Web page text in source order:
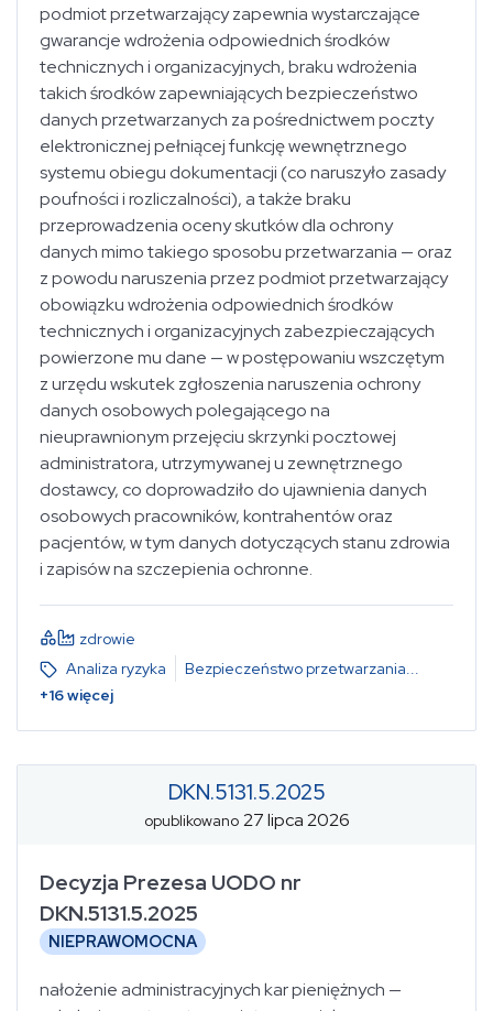
podmiot przetwarzający zapewnia wystarczające
gwarancje wdrożenia odpowiednich środków
technicznych i organizacyjnych, braku wdrożenia
takich środków zapewniających bezpieczeństwo
danych przetwarzanych za pośrednictwem poczty
elektronicznej pełniącej funkcję wewnętrznego
systemu obiegu dokumentacji (co naruszyło zasady
poufności i rozliczalności), a także braku
przeprowadzenia oceny skutków dla ochrony
danych mimo takiego sposobu przetwarzania — oraz
z powodu naruszenia przez podmiot przetwarzający
obowiązku wdrożenia odpowiednich środków
technicznych i organizacyjnych zabezpieczających
powierzone mu dane — w postępowaniu wszczętym
z urzędu wskutek zgłoszenia naruszenia ochrony
danych osobowych polegającego na
nieuprawnionym przejęciu skrzynki pocztowej
administratora, utrzymywanej u zewnętrznego
dostawcy, co doprowadziło do ujawnienia danych
osobowych pracowników, kontrahentów oraz
pacjentów, w tym danych dotyczących stanu zdrowia
i zapisów na szczepienia ochronne.
zdrowie
Analiza ryzyka
Bezpieczeństwo przetwarzania...
+16więcej
DKN.5131.5.2025
opublikowano 27 lipca 2026
Decyzja Prezesa UODO nr
DKN.5131.5.2025
NIEPRAWOMOCNA
nałożenie administracyjnych kar pieniężnych —